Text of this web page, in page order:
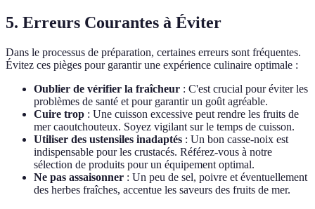
5. Erreurs Courantes à Éviter
Dans le processus de préparation, certaines erreurs sont fréquentes.
Évitez ces pièges pour garantir une expérience culinaire optimale :
Oublier de vérifier la fraîcheur : C'est crucial pour éviter les
problèmes de santé et pour garantir un goût agréable.
Cuire trop : Une cuisson excessive peut rendre les fruits de
mer caoutchouteux. Soyez vigilant sur le temps de cuisson.
Utiliser des ustensiles inadaptés : Un bon casse-noix est
indispensable pour les crustacés. Référez-vous à notre
sélection de produits pour un équipement optimal.
Ne pas assaisonner : Un peu de sel, poivre et éventuellement
des herbes fraîches, accentue les saveurs des fruits de mer.